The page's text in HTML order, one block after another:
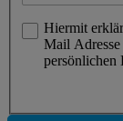
Hiermit
Mail
persönlichen